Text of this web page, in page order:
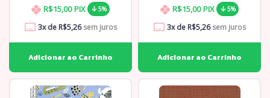
R$15,00 PIX 5%
3x de R$5,26sem juros
R$15,00 PIX 5%
3x de R$5,26sem juros